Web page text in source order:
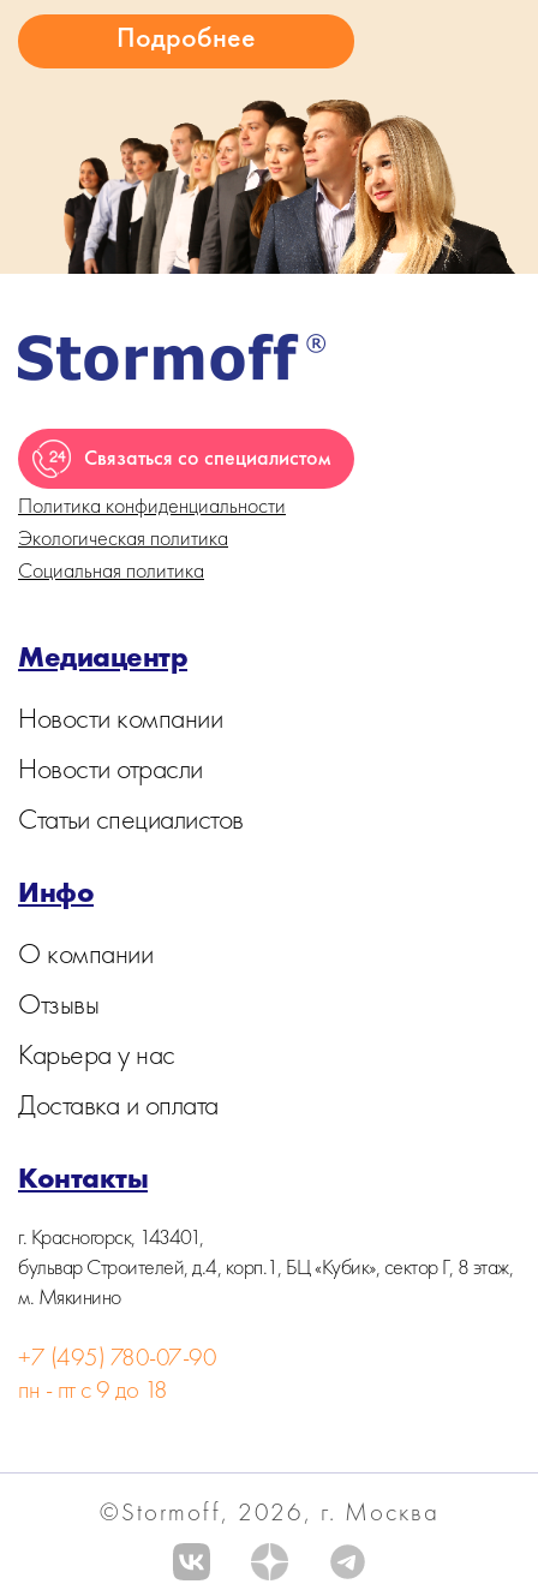
Связаться со специалистом
Политика конфиденциальности
Экологическая политика
Социальная политика
Медиацентр
Новости компании
Новости отрасли
Статьи специалистов
Инфо
О компании
Отзывы
Карьера у нас
Доставка и оплата
Контакты
г. Красногорск, 143401,
бульвар Строителей, д.4, корп.1, БЦ «Кубик», сектор Г, 8 этаж,
м. Мякинино
+7 (495) 780-07-90
пн - пт с 9 до 18
©Stormoff, 2026, г. Москва